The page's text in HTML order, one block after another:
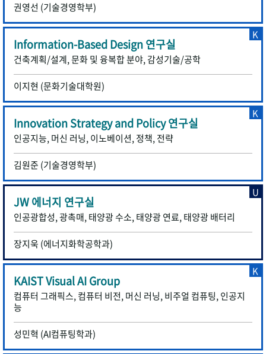
권영선 (기술경영학부)
Information-Based Design 연구실
건축계획/설계, 문화 및 융복합 분야, 감성기술/공학
이지현 (문화기술대학원)
K
Innovation Strategy and Policy 연구실
인공지능, 머신 러닝, 이노베이션, 정책, 전략
김원준 (기술경영학부)
K
JW 에너지 연구실
인공광합성, 광촉매, 태양광 수소, 태양광 연료, 태양광 배터리
장지욱 (에너지화학공학과)
U
KAIST Visual AI Group
컴퓨터 그래픽스, 컴퓨터 비전, 머신 러닝, 비주얼 컴퓨팅, 인공지
능
성민혁 (AI컴퓨팅학과)
K